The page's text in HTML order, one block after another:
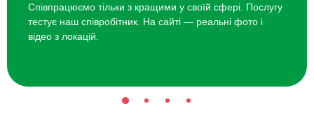
Співпрацюємо тільки з кращими у своїй сфері. Послугу
тестує наш співробітник. На сайті — реальні фото і
відео з локацій.